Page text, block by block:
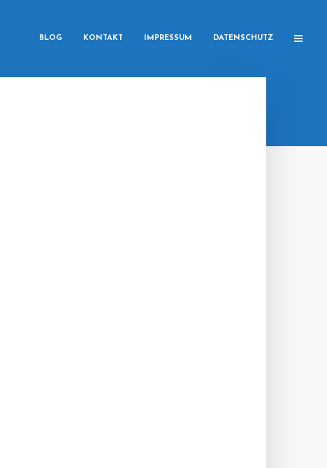
BLOG KONTAKT IMPRESSUM DATENSCHUTZ